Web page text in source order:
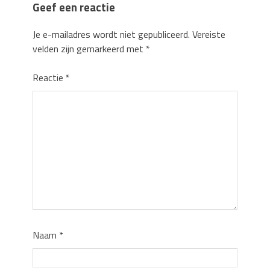
Geef een reactie
Je e-mailadres wordt niet gepubliceerd. Vereiste
velden zijn gemarkeerd met *
Reactie *
Naam *